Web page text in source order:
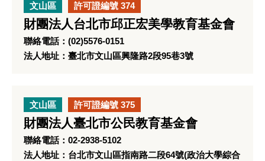
文山區 許可證編號 374
財團法人台北市邱正宏美學教育基金會
聯絡電話：(02)5576-0151
法人地址：臺北市文山區興隆路2段95巷3號
文山區 許可證編號 375
財團法人臺北市公民教育基金會
聯絡電話：02-2938-5102
法人地址：台北市文山區指南路二段64號(政治大學綜合